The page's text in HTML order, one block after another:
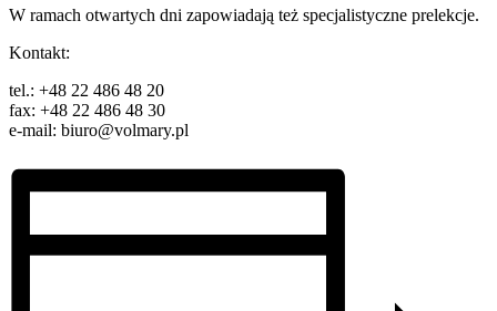
W ramach otwartych dni zapowiadają też specjalistyczne prelekcje.
Kontakt:
tel.: +48 22 486 48 20
fax: +48 22 486 48 30
e-mail: biuro@volmary.pl